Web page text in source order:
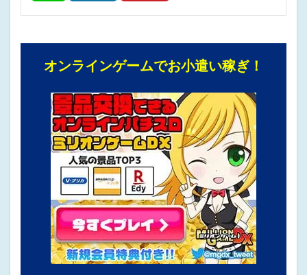
オンラインゲームでお小遣い稼ぎ！